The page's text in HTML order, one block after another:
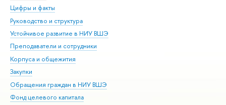
Цифры и факты
Руководство и структура
Устойчивое развитие в НИУ ВШЭ
Преподаватели и сотрудники
Корпуса и общежития
Закупки
Обращения граждан в НИУ ВШЭ
Фонд целевого капитала